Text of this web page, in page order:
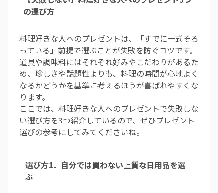
の選び方
料理好きな人へのプレゼントは、「すでに一式そろ
っている」前提で選ぶことが失敗を防ぐコツです。
道具や調味料にはそれぞれ好みやこだわりがあるた
め、珍しさや話題性よりも、料理の時間が心地よく
なるかどうかを基準に考えるほうが喜ばれやすくな
ります。
ここでは、料理好きな人へのプレゼントで失敗しな
い選び方を3つ紹介しているので、ぜひプレゼント
選びの参考にしてみてくださいね。
選び方1．自分では買わない上質な日用品を選
ぶ